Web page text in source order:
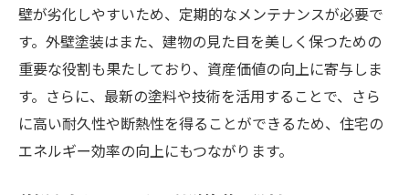
テナンス法
断熱性能を高める外壁塗装の選び方とその利点
断熱効果を持つ塗料の特徴と選び方
外壁塗装で断熱性能を高めるためのポイン
ト
壁が劣化しやすいため、定期的なメンテナンスが必要で
す。外壁塗装はまた、建物の見た目を美しく保つための
重要な役割も果たしており、資産価値の向上に寄与しま
す。さらに、最新の塗料や技術を活用することで、さら
に高い耐久性や断熱性を得ることができるため、住宅の
エネルギー効率の向上にもつながります。